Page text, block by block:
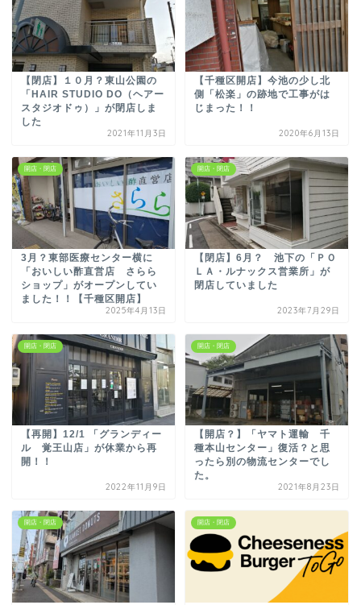
【閉店】１０月？東山公園の
「HAIR STUDIO DO（ヘアー
スタジオドゥ）」が閉店しま
した
2021年11月3日
【千種区開店】今池の少し北
側「松楽」の跡地で工事がは
じまった！！
2020年6月13日
開店・閉店
3月？東部医療センター横に
「おいしい酢直営店 さらら
ショップ」がオープンしてい
ました！！【千種区開店】
2025年4月13日
開店・閉店
【閉店】6月？ 池下の「ＰＯ
ＬＡ・ルナックス営業所」が
閉店していました
2023年7月29日
開店・閉店
【再開】12/1 「グランディー
ル 覚王山店」が休業から再
開！！
2022年11月9日
開店・閉店
【開店？】「ヤマト運輸 千
種本山センター」復活？と思
ったら別の物流センターでし
た。
2021年8月23日
開店・閉店 開店・閉店